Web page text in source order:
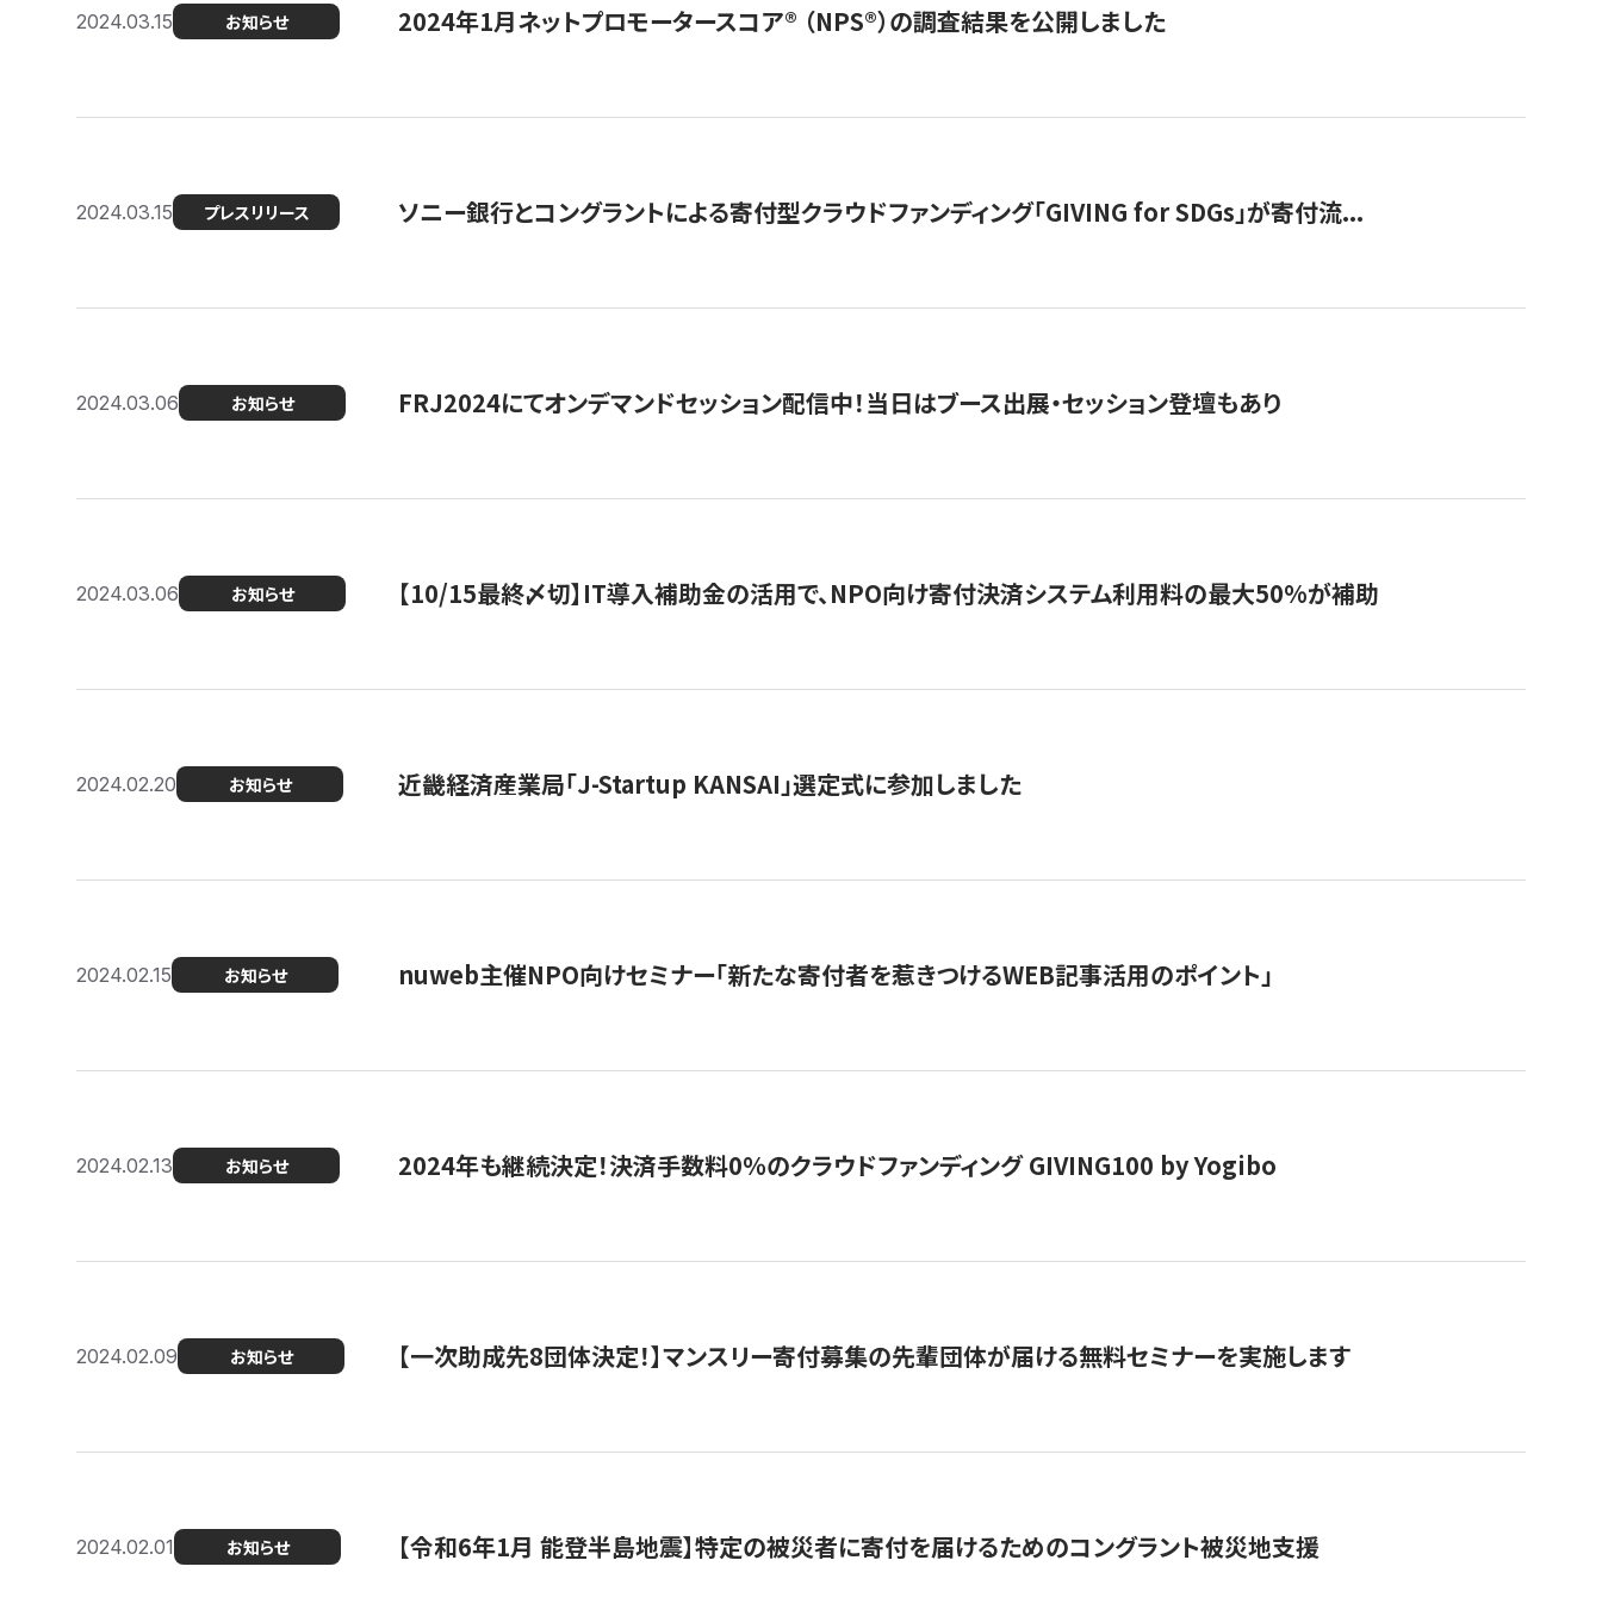
2024.03.15 お知らせ 2024年1月ネットプロモータースコア®︎ （NPS®︎）の調査結果を公開しました
2024.03.15 プレスリリース ソニー銀行とコングラントによる寄付型クラウドファンディング「GIVING for SDGs」が寄付流...
2024.03.06 お知らせ FRJ2024にてオンデマンドセッション配信中！当日はブース出展・セッション登壇もあり
2024.03.06 お知らせ 【10/15最終〆切】IT導入補助金の活用で、NPO向け寄付決済システム利用料の最大50%が補助
2024.02.20 お知らせ 近畿経済産業局「J-Startup KANSAI」選定式に参加しました
2024.02.15 お知らせ nuweb主催NPO向けセミナー「新たな寄付者を惹きつけるWEB記事活用のポイント」
2024.02.13 お知らせ 2024年も継続決定！決済手数料0％のクラウドファンディング GIVING100 by Yogibo
2024.02.09 お知らせ 【一次助成先8団体決定！】マンスリー寄付募集の先輩団体が届ける無料セミナーを実施します
2024.02.01 お知らせ 【令和6年1月 能登半島地震】特定の被災者に寄付を届けるためのコングラント被災地支援